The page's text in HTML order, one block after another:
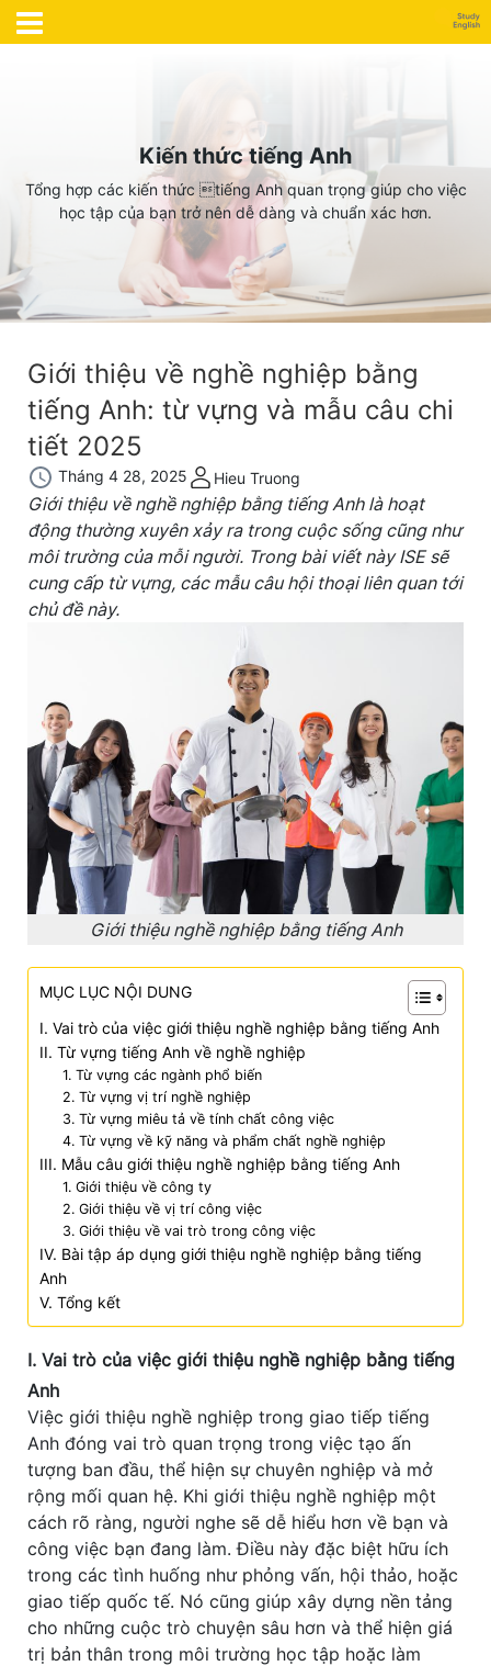
Kiến thức tiếng Anh
Tổng hợp các kiến thức tiếng Anh quan trọng giúp cho việc
học tập của bạn trở nên dễ dàng và chuẩn xác hơn.
Giới thiệu về nghề nghiệp bằng
tiếng Anh: từ vựng và mẫu câu chi
tiết 2025
Tháng 4 28, 2025 Hieu Truong
Giới thiệu về nghề nghiệp bằng tiếng Anh là hoạt
động thường xuyên xảy ra trong cuộc sống cũng như
môi trường của mỗi người. Trong bài viết này ISE sẽ
cung cấp từ vựng, các mẫu câu hội thoại liên quan tới
chủ đề này.
Giới thiệu nghề nghiệp bằng tiếng Anh
MỤC LỤC NỘI DUNG
I. Vai trò của việc giới thiệu nghề nghiệp bằng tiếng Anh
II. Từ vựng tiếng Anh về nghề nghiệp
1. Từ vựng các ngành phổ biến
2. Từ vựng vị trí nghề nghiệp
3. Từ vựng miêu tả về tính chất công việc
4. Từ vựng về kỹ năng và phẩm chất nghề nghiệp
III. Mẫu câu giới thiệu nghề nghiệp bằng tiếng Anh
1. Giới thiệu về công ty
2. Giới thiệu về vị trí công việc
3. Giới thiệu về vai trò trong công việc
IV. Bài tập áp dụng giới thiệu nghề nghiệp bằng tiếng
Anh
V. Tổng kết
I. Vai trò của việc giới thiệu nghề nghiệp bằng tiếng
Anh
Việc giới thiệu nghề nghiệp trong giao tiếp tiếng
Anh đóng vai trò quan trọng trong việc tạo ấn
tượng ban đầu, thể hiện sự chuyên nghiệp và mở
rộng mối quan hệ. Khi giới thiệu nghề nghiệp một
cách rõ ràng, người nghe sẽ dễ hiểu hơn về bạn và
công việc bạn đang làm. Điều này đặc biệt hữu ích
trong các tình huống như phỏng vấn, hội thảo, hoặc
giao tiếp quốc tế. Nó cũng giúp xây dựng nền tảng
cho những cuộc trò chuyện sâu hơn và thể hiện giá
trị bản thân trong môi trường học tập hoặc làm